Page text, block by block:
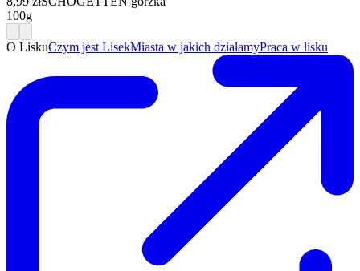
100g
O LiskuCzym jest LisekMiasta w jakich działamyPraca w lisku